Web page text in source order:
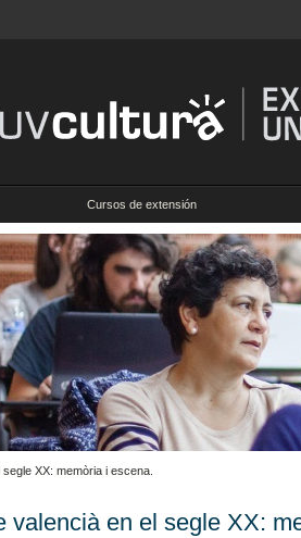
Cursos de extensión
XX: memòria i escena.
valencià en el segle XX: